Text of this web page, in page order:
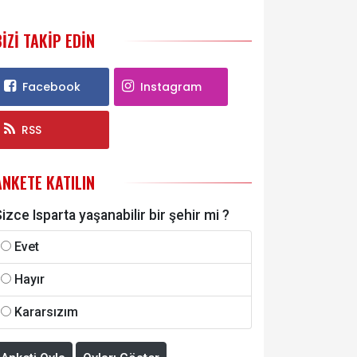
TAKIP EDIN
Facebook Instagram
RSS
KATILIN
Isparta yaşanabilir bir şehir mi ?
Evet
Hayır
Kararsızım